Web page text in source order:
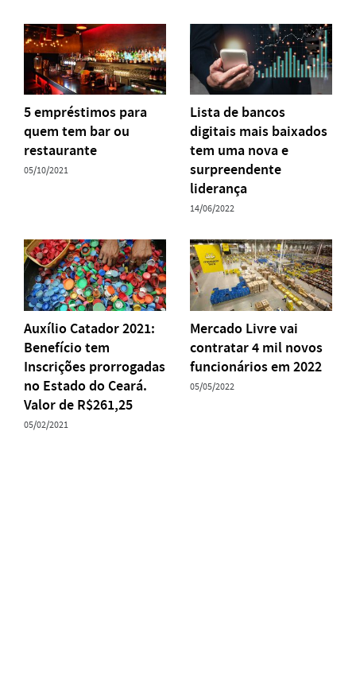
5 empréstimos para
quem tem bar ou
restaurante
05/10/2021
Lista de bancos
digitais mais baixados
tem uma nova e
surpreendente
liderança
14/06/2022
Auxílio Catador 2021:
Benefício tem
Inscrições prorrogadas
no Estado do Ceará.
Valor de R$261,25
05/02/2021
Mercado Livre vai
contratar 4 mil novos
funcionários em 2022
05/05/2022